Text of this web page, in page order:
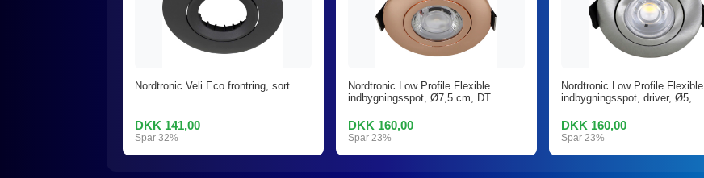
Nordtronic Veli Eco frontring, sort
DKK 141,00
Spar 32%
Nordtronic Low Profile Flexible
indbygningsspot, Ø7,5 cm, DT
DKK 160,00
Spar 23%
Nordtronic Low Profile Flexible
indbygningsspot, driver, Ø5,
DKK 160,00
Spar 23%